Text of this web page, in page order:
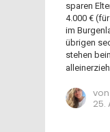
sparen
4.000 €
im
übrigen
stehen
von
25.